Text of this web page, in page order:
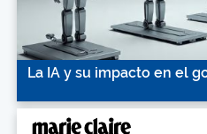
La IA y su impacto en el